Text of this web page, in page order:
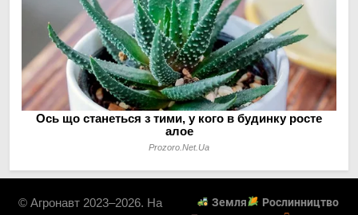
© Агронавт 2023–2026. На
Земля
Рослинництво